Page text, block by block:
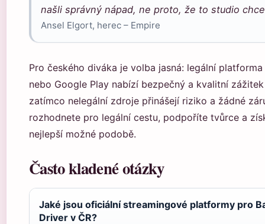
našli správný nápad, ne proto, že to studio
Ansel Elgort, herec – Empire
Pro českého diváka je volba jasná: legální platforma
nebo Google Play nabízí bezpečný a kvalitní
zatímco nelegální zdroje přinášejí riziko a žádné
rozhodnete pro legální cestu, podpoříte tvůrce a
nejlepší možné podobě.
Často kladené otázky
Jaké jsou oficiální streamingové platformy pro
Driver v ČR?